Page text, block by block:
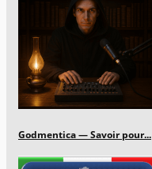
Godmentica — Savoir pour...